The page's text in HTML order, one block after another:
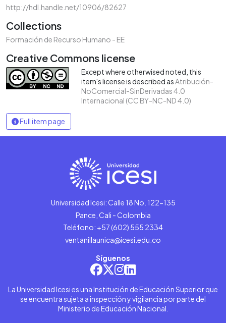
http://hdl.handle.net/10906/82627
Collections
Formación de Recurso Humano - EE
Creative Commons license
Except where otherwised noted, this
item's license is described asAtribución-
NoComercial-SinDerivadas 4.0
Internacional (CC BY-NC-ND 4.0)
Full item page
Universidad Icesi: Calle 18 No. 122-135
Pance, Cali - Colombia
Teléfono: +57 (602) 555 2334
ventanillaunica@icesi.edu.co
Síguenos
La Universidad Icesi es una Institución de Educación Superior que
se encuentra sujeta a inspección y vigilancia por parte del
Ministerio de Educación Nacional.